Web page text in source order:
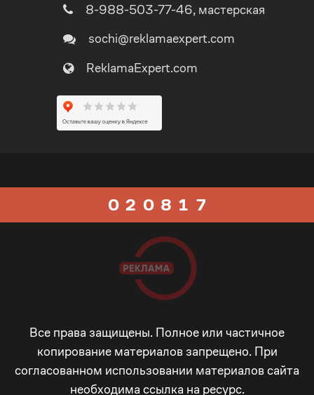
8-988-503-77-46, мастерская
sochi@reklamaexpert.com
ReklamaExpert.com
0
3
4
0
2
5
6
0
1
2
3
4
4
5
8
9
_
-
+
1
2
3
4
5
3
4
7
_
-
Все права защищены. Полное или частичное
копирование материалов запрещено. При
согласованном использовании материалов сайта
необходима ссылка на ресурс.